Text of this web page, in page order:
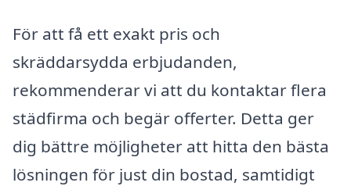
För att få ett exakt pris och
skräddarsydda erbjudanden,
rekommenderar vi att du kontaktar flera
städfirma och begär offerter. Detta ger
dig bättre möjligheter att hitta den bästa
lösningen för just din bostad, samtidigt